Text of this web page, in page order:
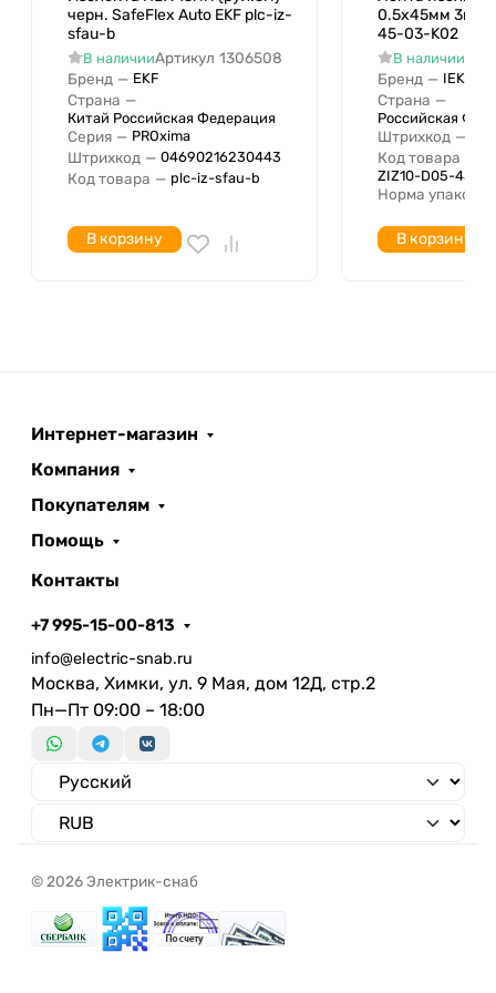
Светоотражающая
(флуоресцентная)
черн. SafeFlex Auto EKF plc-iz-
sfau-b
В наличииАртикул 1306508
Бренд — EKF
Страна —
Китай Российская Федерация
Серия — PROxima
Штрихкод — 04690216230443
Код товара — plc-iz-sfau-b
В корзину
0.5х45мм 3м
45-03-K02
В наличии
Бренд — IEK
Страна —
Российская
Штрихкод —
Код товара
ZIZ10-D05-45-
Норма упаковки
В корзину
Интернет-магазин
Компания
Покупателям
Помощь
Контакты
+7 995-15-00-813
info@electric-snab.ru
Москва, Химки, ул. 9 Мая, дом 12Д, стр.2
Пн—Пт 09:00 – 18:00
© 2026 Электрик-снаб